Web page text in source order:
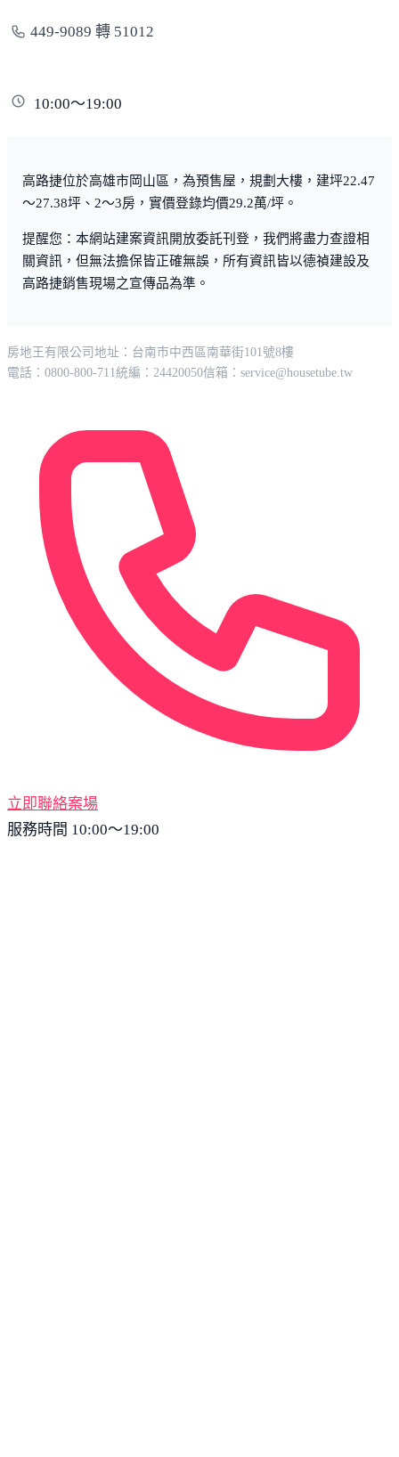
449-9089 轉 51012
10:00～19:00
高路捷位於高雄市岡山區，為預售屋，規劃大樓，建坪22.47
～27.38坪、2～3房，實價登錄均價29.2萬/坪。
提醒您：本網站建案資訊開放委託刊登，我們將盡力查證相
關資訊，但無法擔保皆正確無誤，所有資訊皆以德禎建設及
高路捷銷售現場之宣傳品為準。
房地王有限公司 地址：台南市中西區南華街101號8樓
電話：0800-800-711統編：24420050信箱： service@housetube.tw
立即聯絡案場
服務時間 10:00～19:00